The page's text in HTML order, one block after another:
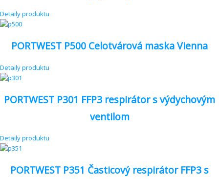
Detaily produktu
PORTWEST P500 Celotvárová maska Vienna
Detaily produktu
PORTWEST P301 FFP3 respirátor s výdychovým
ventilom
Detaily produktu
PORTWEST P351 Časticový respirátor FFP3 s